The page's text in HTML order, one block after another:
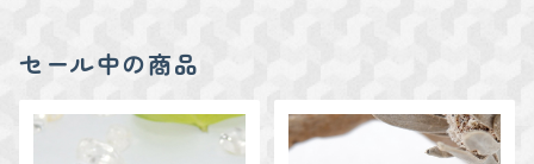
セール中の商品